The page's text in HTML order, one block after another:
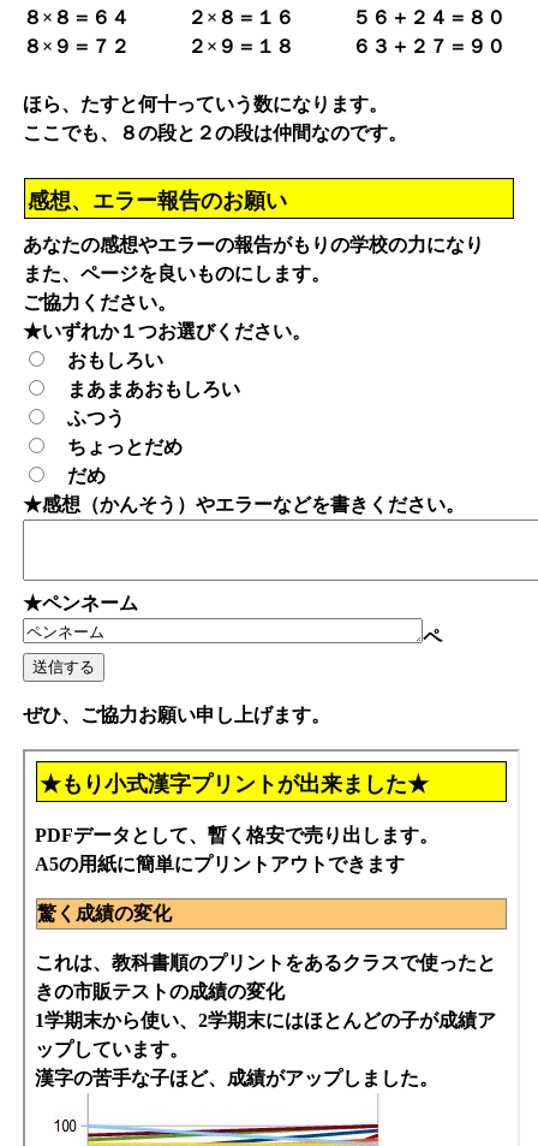
８×８＝６４ ２×８＝１６ ５６＋２４＝８０
８×９＝７２ ２×９＝１８ ６３＋２７＝９０
ほら、たすと何十っていう数になります。
ここでも、８の段と２の段は仲間なのです。
感想、エラー報告のお願い
あなたの感想やエラーの報告がもりの学校の力になり
また、ページを良いものにします。
ご協力ください。
★いずれか１つお選びください。
おもしろい
まあまあおもしろい
ふつう
ちょっとだめ
だめ
★感想（かんそう）やエラーなどを書きください。
★ペンネーム
ペ
ぜひ、ご協力お願い申し上げます。